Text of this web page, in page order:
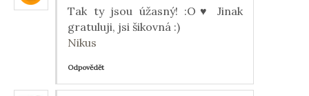
Tak ty jsou úžasný! :O♥ Jinak
gratuluji, jsi šikovná :)
Nikus
Odpovědět